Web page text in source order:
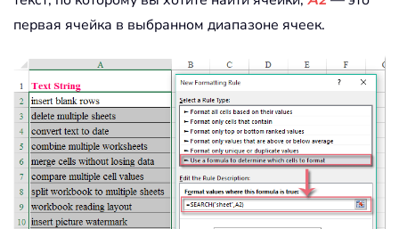
первая ячейка в выбранном диапазоне ячеек.